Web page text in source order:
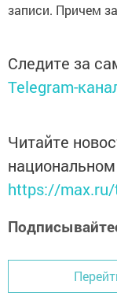
записи. Причем
Следите за
Telegram-
Читайте
https://